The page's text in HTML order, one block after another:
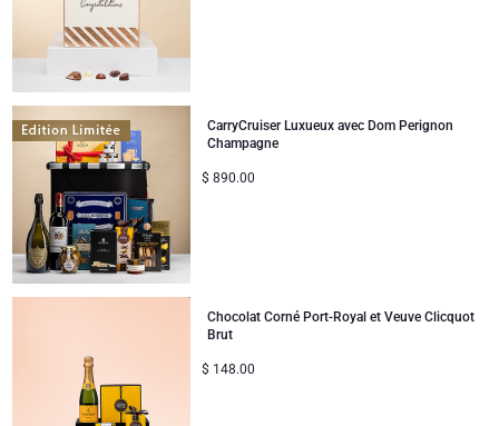
Cadeaux pour partager
Naissance
Cadeaux pour enfants
Cadeaux de Noël
CarryCruiser Luxueux avec Dom Perignon
Champagne
$ 890.00
Chocolat Corné Port-Royal et Veuve Clicquot
Brut
$ 148.00